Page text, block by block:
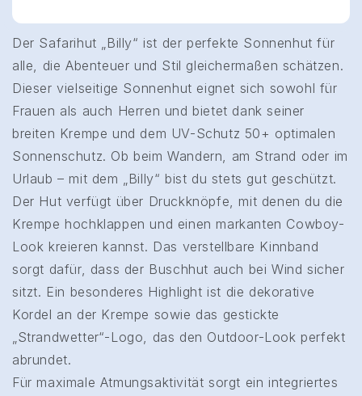
Der Safarihut „Billy“ ist der perfekte Sonnenhut für
alle, die Abenteuer und Stil gleichermaßen schätzen.
Dieser vielseitige Sonnenhut eignet sich sowohl für
Frauen als auch Herren und bietet dank seiner
breiten Krempe und dem UV-Schutz 50+ optimalen
Sonnenschutz. Ob beim Wandern, am Strand oder im
Urlaub – mit dem „Billy“ bist du stets gut geschützt.
Der Hut verfügt über Druckknöpfe, mit denen du die
Krempe hochklappen und einen markanten Cowboy-
Look kreieren kannst. Das verstellbare Kinnband
sorgt dafür, dass der Buschhut auch bei Wind sicher
sitzt. Ein besonderes Highlight ist die dekorative
Kordel an der Krempe sowie das gestickte
„Strandwetter“-Logo, das den Outdoor-Look perfekt
abrundet.
Für maximale Atmungsaktivität sorgt ein integriertes